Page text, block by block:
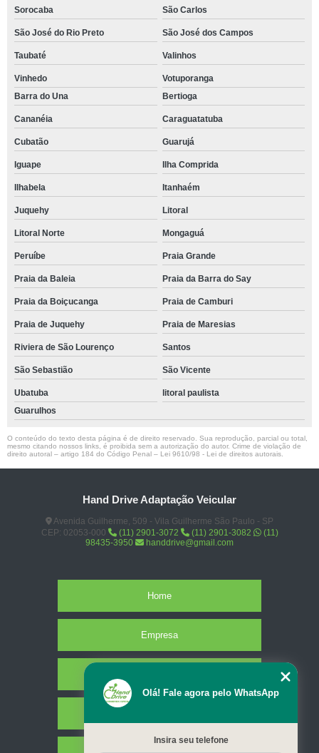
Sorocaba São Carlos
São José do Rio Preto São José dos Campos
Taubaté Valinhos
Vinhedo
Votuporanga
Barra do Una
Bertioga
Cananéia Caraguatatuba
Cubatão Guarujá
Iguape Ilha Comprida
Ilhabela Itanhaém
Juquehy Litoral
Litoral Norte Mongaguá
Peruíbe Praia Grande
Praia da Baleia Praia da Barra do Say
Praia da Boiçucanga Praia de Camburi
Praia de Juquehy Praia de Maresias
Riviera de São Lourenço Santos
São Sebastião São Vicente
Ubatuba
litoral paulista
Guarulhos
O conteúdo do texto desta página é de direito reservado. Sua reprodução, parcial ou total,
mesmo citando nossos links, é proibida sem a autorização do autor. Crime de violação de
direito autoral – artigo 184 do Código Penal – Lei 9610/98 - Lei de direitos autorais
Hand Drive Adaptação Veicular
Avenida Guilherme, 509 - Vila Guilherme São Paulo - SP
CEP: 02053-000
(11) 2901-3072 (11) 2901-3082
(11)
98435-3950
handdrive@gmail.com
Home
Empresa
Olá! Fale agora pelo WhatsApp
Insira seu telefone